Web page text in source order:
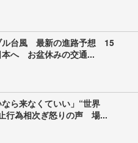
ル台風 最新の進路予想 15
本へ お盆休みの交通...
なら来なくていい」“世界
行為相次ぎ怒りの声 場...